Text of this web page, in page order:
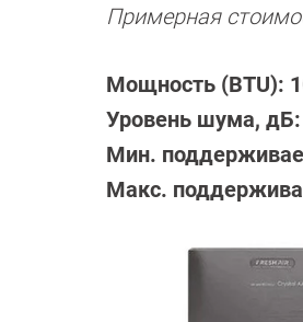
Примерная
Мощность (BTU):
Уровень шума,
Мин.
Макс.